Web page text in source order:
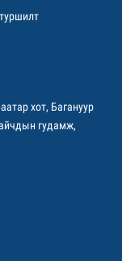
хот, Багануур
гудамж,